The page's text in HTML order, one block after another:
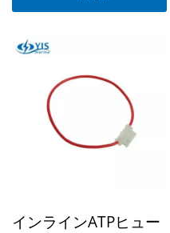
ATM/ASP(BF353S)、
MAXI/ATX(BF353L)のほと
んどの自動車用ヒューズに
適合します。
インラインATPヒュー